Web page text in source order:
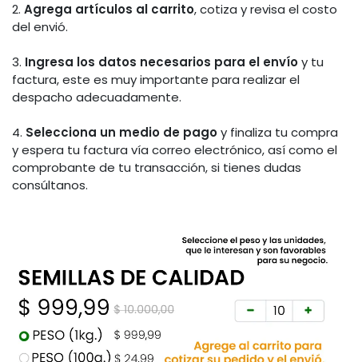
2. Agrega artículos al carrito, cotiza y revisa el costo
del envió.
3. Ingresa los datos necesarios para el envíoy tu
factura, este es muy importante para realizar el
despacho adecuadamente.
4. Selecciona un medio de pagoy finaliza tu compra
y espera tu factura vía correo electrónico, así como el
comprobante de tu transacción, si tienes dudas
consúltanos.